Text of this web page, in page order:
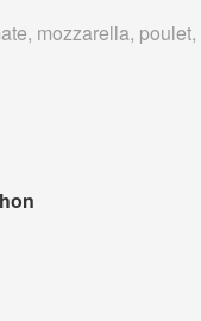
mozzarella,